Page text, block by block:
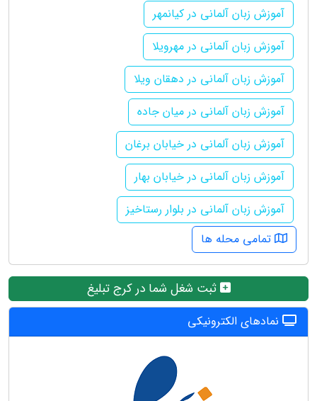
آموزش زبان آلمانی در کیانمهر
آموزش زبان آلمانی در مهرویلا
آموزش زبان آلمانی در دهقان ویلا
آموزش زبان آلمانی در میان جاده
آموزش زبان آلمانی در خیابان برغان
آموزش زبان آلمانی در خیابان بهار
آموزش زبان آلمانی در بلوار رستاخیز
تمامی محله ها
ثبت شغل شما در کرج تبلیغ
نمادهای الکترونیکی